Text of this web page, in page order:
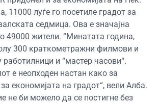
11000 луѓе го посетиле градот за
седмица. Ова е значајна
49000 жители. “Минатата година,
300 краткометражни филмови и
и “мастер часови“.
е неопходен настан како за
економијата на градот“, вели Алба.
не би можело да се постигне без